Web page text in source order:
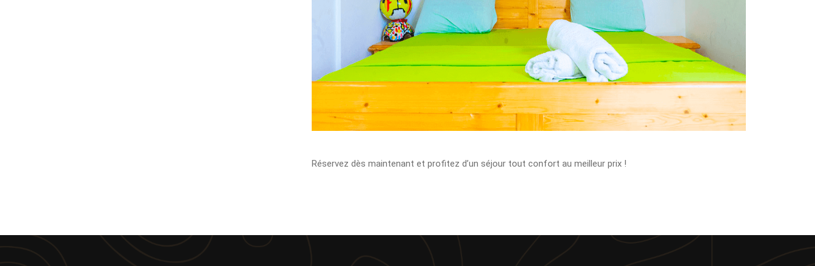
Réservez dès maintenant et profitez d’un séjour tout confort au meilleur prix !